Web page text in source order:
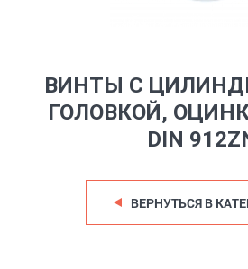
ВИНТЫ С
ГОЛОВКОЙ,
DIN
ВЕРНУТЬСЯ В